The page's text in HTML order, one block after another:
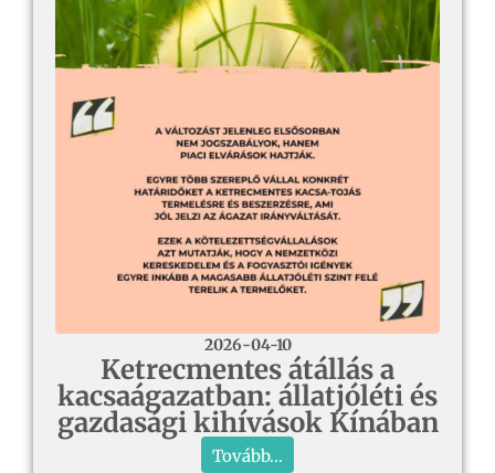
2026-04-10
Ketrecmentes átállás a
kacsaágazatban: állatjóléti és
gazdasági kihívások Kínában
Tovább...